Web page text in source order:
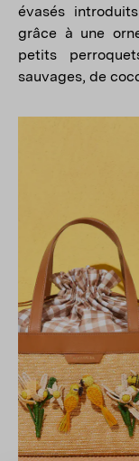
évasés
grâce à une
petits
sauvages, de